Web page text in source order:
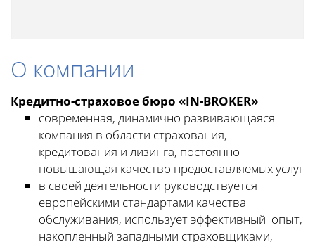
О компании
Кредитно-страховое бюро «IN-BROKER»
современная, динамично развивающаяся
компания в области страхования,
кредитования и лизинга, постоянно
повышающая качество предоставляемых услуг
в своей деятельности руководствуется
европейскими стандартами качества
обслуживания, использует эффективный опыт,
накопленный западными страховщиками,